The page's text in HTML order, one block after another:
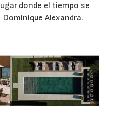
donde el tiempo se
Alexandra.